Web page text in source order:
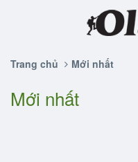
Trang chủ Mới nhất
Mới nhất